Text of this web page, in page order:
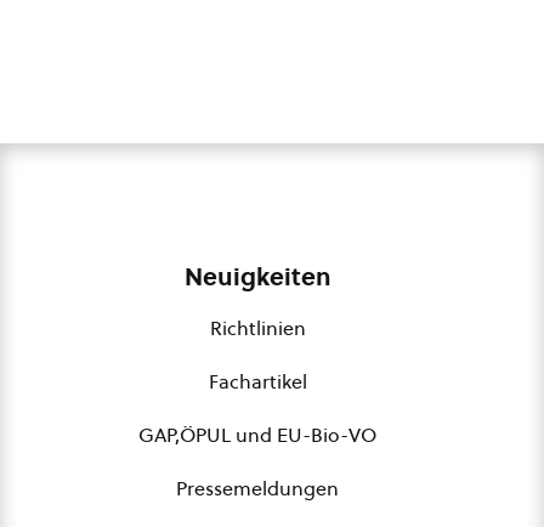
Neuigkeiten
Richtlinien
Fachartikel
GAP,ÖPUL und EU-Bio-VO
Pressemeldungen